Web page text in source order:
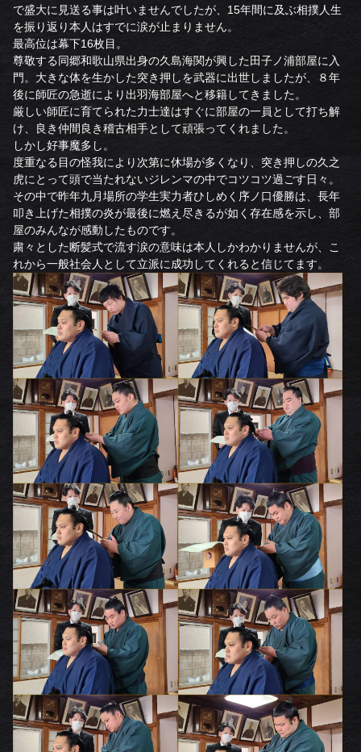
で盛大に見送る事は叶いませんでしたが、15年間に及ぶ相撲人生
を振り返り本人はすでに涙が止まりません。
最高位は幕下16枚目。
尊敬する同郷和歌山県出身の久島海関が興した田子ノ浦部屋に入
門。大きな体を生かした突き押しを武器に出世しましたが、８年
後に師匠の急逝により出羽海部屋へと移籍してきました。
厳しい師匠に育てられた力士達はすぐに部屋の一員として打ち解
け、良き仲間良き稽古相手として頑張ってくれました。
しかし好事魔多し。
度重なる目の怪我により次第に休場が多くなり、突き押しの久之
虎にとって頭で当たれないジレンマの中でコツコツ過ごす日々。
その中で昨年九月場所の学生実力者ひしめく序ノ口優勝は、長年
叩き上げた相撲の炎が最後に燃え尽きるが如く存在感を示し、部
屋のみんなが感動したものです。
粛々とした断髪式で流す涙の意味は本人しかわかりませんが、こ
れから一般社会人として立派に成功してくれると信じてます。